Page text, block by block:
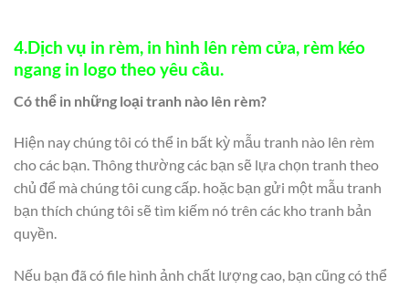
4.Dịch vụ in rèm, in hình lên rèm cửa, rèm kéo
ngang in logo theo yêu cầu.
Có thể in những loại tranh nào lên rèm?
Hiện nay chúng tôi có thể in bất kỳ mẫu tranh nào lên rèm
cho các bạn. Thông thường các bạn sẽ lựa chọn tranh theo
chủ để mà chúng tôi cung cấp. hoặc bạn gửi một mẫu tranh
bạn thích chúng tôi sẽ tìm kiếm nó trên các kho tranh bản
quyền.
Nếu bạn đã có file hình ảnh chất lượng cao, bạn cũng có thể